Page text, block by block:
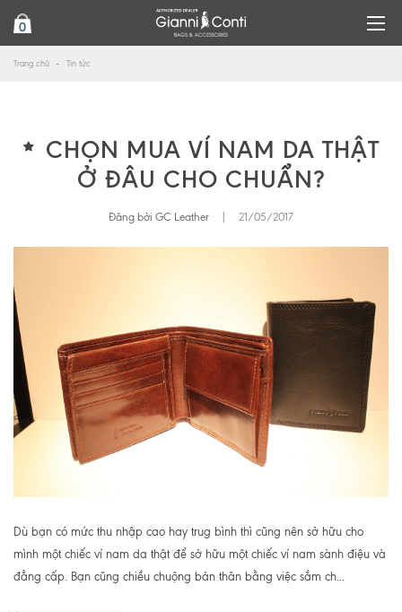
0
Trang chủ Tin tức
CHỌN MUA VÍ NAM DA THẬT
Ở ĐÂU CHO CHUẨN?
Đăng bởi GC Leather 21/05/2017
Dù bạn có mức thu nhập cao hay trug bình thì cũng nên sở hữu cho
mình một chiếc ví nam da thật để sở hữu một chiếc ví nam sành điệu và
đẳng cấp. Bạn cũng chiều chuộng bản thân bằng việc sắm ch...